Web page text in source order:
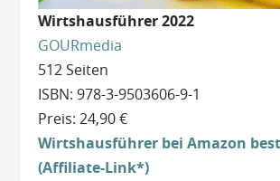
Wirtshausführer 2022
GOURmedia
512 Seiten
ISBN: 978-3-9503606-9-1
Preis: 24,90 €
Wirtshausführer bei Amazon
(Affiliate-Link*)